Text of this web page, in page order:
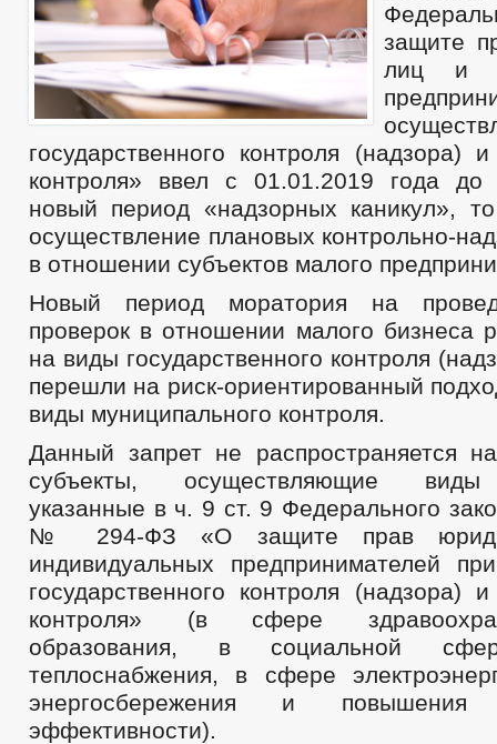
защите
лиц и
государственного контроля (надзора)
контроля» ввел с 01.01.2019 года до
новый период «надзорных каникул»,
осуществление плановых контрольно-
в отношении субъектов малого
Новый период моратория на
проверок в отношении малого бизнеса
на виды государственного контроля
перешли на риск-ориентированный
виды муниципального контроля.
Данный запрет не распространяется
субъекты, осуществляющие виды
указанные в ч. 9 ст. 9 Федерального
№ 294-ФЗ «О защите прав
индивидуальных предпринимателей
государственного контроля (надзора)
контроля» (в сфере
образования, в социальной
теплоснабжения, в сфере
энергосбережения и повышения
эффективности).